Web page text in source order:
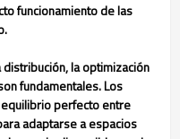
funcionamiento de las
la optimización
fundamentales. Los
perfecto entre
adaptarse a espacios